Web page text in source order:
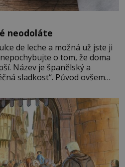
neodoláte
de leche a možná už jste ji
o tom, že doma
Název je španělský a
sladkost“. Původ ovšem
zemí a k tomu